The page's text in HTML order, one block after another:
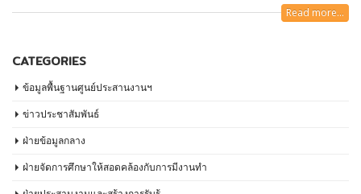
Read more...
CATEGORIES
ข้อมูลพื้นฐานศูนย์ประสานงานฯ
ข่าวประชาสัมพันธ์
ฝ่ายข้อมูลกลาง
ฝ่ายจัดการศึกษาให้สอดคล้องกับการมีงานทำ